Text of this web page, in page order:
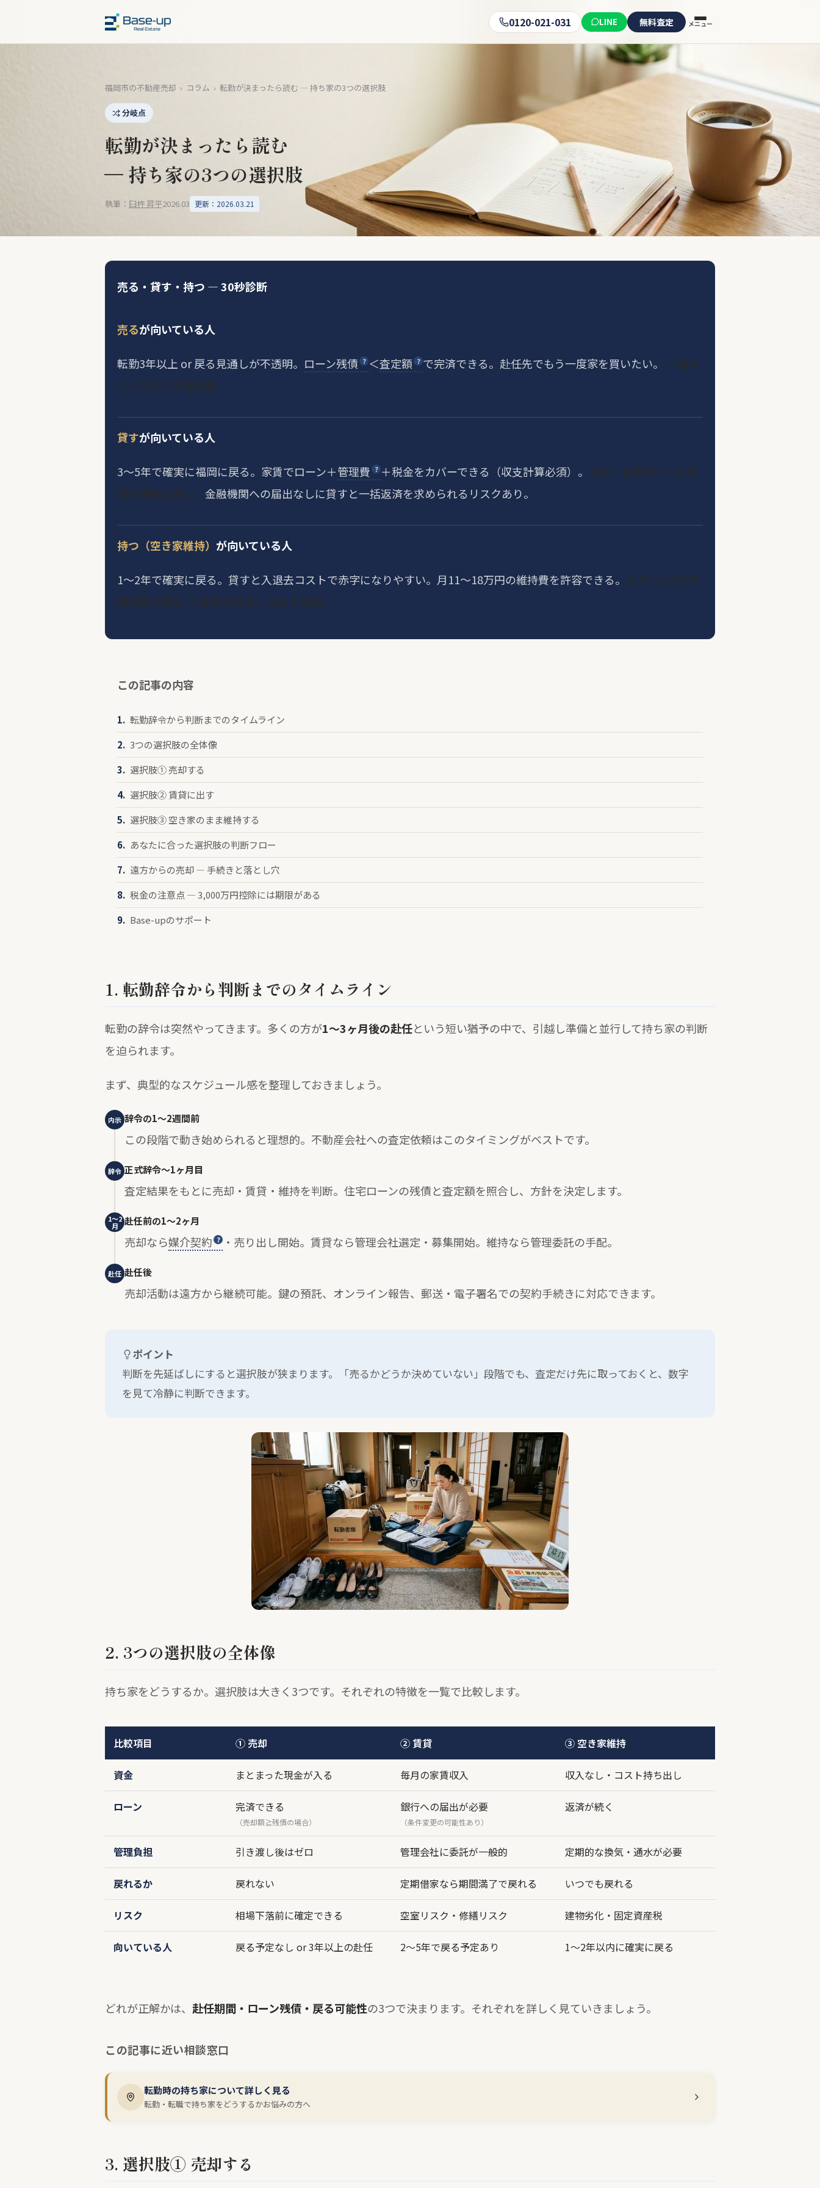
0120-021-031 LINE 無料査定 メニュー
福岡市の不動産売却 › コラム › 転勤が決まったら読む — 持ち家の3つの選択肢
分岐点
転勤が決まったら読む
— 持ち家の3つの選択肢
執筆： 臼杵 昇平2026.03 更新：2026.03.21
売る・貸す・持つ — 30秒診断
売るが向いている人
転勤3年以上 or 戻る見通しが不透明。 ローン残債 ＜査定額 で完済できる。赴任先でもう一度家を買いたい。 → 最も
すっきりする選択肢。
貸すが向いている人
3〜5年で確実に福岡に戻る。家賃でローン＋管理費 ＋税金をカバーできる（収支計算必須）。 注意：住宅ローンと賃
貸の相性は悪い。 金融機関への届出なしに貸すと一括返済を求められるリスクあり。
持つ（空き家維持） が向いている人
1〜2年で確実に戻る。貸すと入退去コストで赤字になりやすい。月11〜18万円の維持費を許容できる。 ただし3,000万
円控除の期限（3年目の年末）は必ず確認。
この記事の内容
転勤辞令から判断までのタイムライン
3つの選択肢の全体像
選択肢① 売却する
選択肢② 賃貸に出す
選択肢③ 空き家のまま維持する
あなたに合った選択肢の判断フロー
遠方からの売却 — 手続きと落とし穴
税金の注意点 — 3,000万円控除には期限がある
Base-upのサポート
1. 転勤辞令から判断までのタイムライン
転勤の辞令は突然やってきます。多くの方が1〜3ヶ月後の赴任という短い猶予の中で、引越し準備と並行して持ち家の判断
を迫られます。
まず、典型的なスケジュール感を整理しておきましょう。
内示 辞令の1〜2週間前
この段階で動き始められると理想的。不動産会社への査定依頼はこのタイミングがベストです。
辞令 正式辞令〜1ヶ月目
査定結果をもとに売却・賃貸・維持を判断。住宅ローンの残債と査定額を照合し、方針を決定します。
1〜2
月 赴任前の1〜2ヶ月
売却なら媒介契約 ・売り出し開始。賃貸なら管理会社選定・募集開始。維持なら管理委託の手配。
赴任 赴任後
売却活動は遠方から継続可能。鍵の預託、オンライン報告、郵送・電子署名での契約手続きに対応できます。
ポイント
判断を先延ばしにすると選択肢が狭まります。「売るかどうか決めていない」段階でも、査定だけ先に取っておくと、数字
を見て冷静に判断できます。
2. 3つの選択肢の全体像
持ち家をどうするか。選択肢は大きく3つです。それぞれの特徴を一覧で比較します。
比較項目 ① 売却 ② 賃貸 ③ 空き家維持
資金 まとまった現金が入る 毎月の家賃収入 収入なし・コスト持ち出し
ローン 完済できる
（売却額≧残債の場合）
銀行への届出が必要
（条件変更の可能性あり）
返済が続く
管理負担 引き渡し後はゼロ 管理会社に委託が一般的 定期的な換気・通水が必要
戻れるか 戻れない 定期借家なら期間満了で戻れる いつでも戻れる
リスク 相場下落前に確定できる 空室リスク・修繕リスク 建物劣化・固定資産税
向いている人 戻る予定なし or 3年以上の赴任 2〜5年で戻る予定あり 1〜2年以内に確実に戻る
どれが正解かは、 赴任期間・ローン残債・戻る可能性の3つで決まります。それぞれを詳しく見ていきましょう。
この記事に近い相談窓口
転勤時の持ち家について詳しく見る
転勤・転職で持ち家をどうするかお悩みの方へ
3. 選択肢① 売却する